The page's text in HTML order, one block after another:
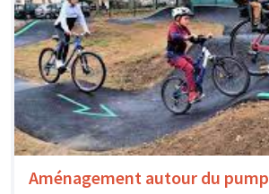
Aménagement autour du pump